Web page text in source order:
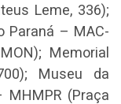
Leme, 336);
Paraná – MAC-
Memorial
Museu da
(Praça